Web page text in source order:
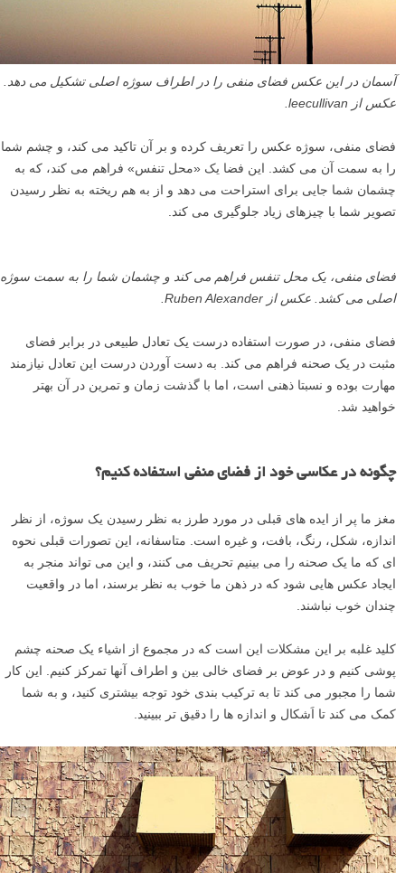
آسمان در این عکس فضای منفی را در اطراف سوژه اصلی تشکیل می دهد.
عکس از leecullivan.
فضای منفی، سوژه عکس را تعریف کرده و بر آن تاکید می کند، و چشم شما
را به سمت آن می کشد. این فضا یک «محل تنفس» فراهم می کند، که به
چشمان شما جایی برای استراحت می دهد و از به هم ریخته به نظر رسیدن
تصویر شما با چیزهای زیاد جلوگیری می کند.
فضای منفی، یک محل تنفس فراهم می کند و چشمان شما را به سمت سوژه
اصلی می کشد. عکس از Ruben Alexander.
فضای منفی، در صورت استفاده درست یک تعادل طبیعی در برابر فضای
مثبت در یک صحنه فراهم می کند. به دست آوردن درست این تعادل نیازمند
خواهید شد.
چگونه در عکاسی خود از فضای منفی استفاده کنیم؟
مغز ما پر از ایده های قبلی در مورد طرز به نظر رسیدن یک سوژه، از نظر
اندازه، شکل، رنگ، بافت، و غیره است. متاسفانه، این تصورات قبلی نحوه
ای که ما یک صحنه را می بینیم تحریف می کنند، و این می تواند منجر به
ایجاد عکس هایی شود که در ذهن ما خوب به نظر برسند، اما در واقعیت
چندان خوب نباشند.